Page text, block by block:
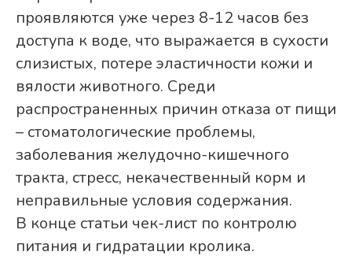
проявляются уже через 8-12 часов без
доступа к воде, что выражается в сухости
слизистых, потере эластичности кожи и
вялости животного. Среди
распространенных причин отказа от пищи
– стоматологические проблемы,
заболевания желудочно-кишечного
тракта, стресс, некачественный корм и
неправильные условия содержания.
В конце статьи чек-лист по контролю
питания и гидратации кролика.